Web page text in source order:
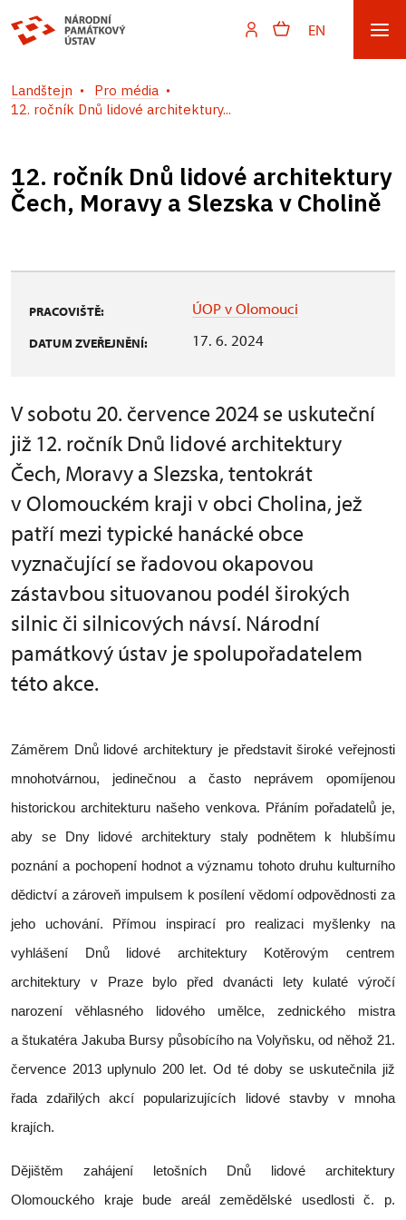
EN
Landštejn
Pro média
12. ročník Dnů lidové architektury...
12. ročník Dnů lidové architektury
Čech, Moravy a Slezska v Cholině
PRACOVIŠTĚ: ÚOP v Olomouci
DATUM ZVEŘEJNĚNÍ: 17. 6. 2024
V sobotu 20. července 2024 se uskuteční
již 12. ročník Dnů lidové architektury
Čech, Moravy a Slezska, tentokrát
v Olomouckém kraji v obci Cholina, jež
patří mezi typické hanácké obce
vyznačující se řadovou okapovou
zástavbou situovanou podél širokých
silnic či silnicových návsí. Národní
památkový ústav je spolupořadatelem
této akce.
Záměrem Dnů lidové architektury je představit široké veřejnosti
mnohotvárnou, jedinečnou a často neprávem opomíjenou
historickou architekturu našeho venkova. Přáním pořadatelů je,
aby se Dny lidové architektury staly podnětem k hlubšímu
poznání a pochopení hodnot a významu tohoto druhu kulturního
dědictví a zároveň impulsem k posílení vědomí odpovědnosti za
jeho uchování. Přímou inspirací pro realizaci myšlenky na
vyhlášení Dnů lidové architektury Kotěrovým centrem
architektury v Praze bylo před dvanácti lety kulaté výročí
narození věhlasného lidového umělce, zednického mistra
a štukatéra Jakuba Bursy působícího na Volyňsku, od něhož 21.
července 2013 uplynulo 200 let. Od té doby se uskutečnila již
řada zdařilých akcí popularizujících lidové stavby v mnoha
krajích.
Dějištěm zahájení letošních Dnů lidové architektury
Olomouckého kraje bude areál zemědělské usedlosti č. p.